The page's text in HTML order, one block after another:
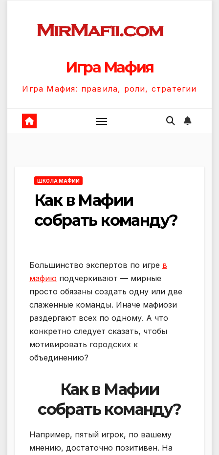
содержанию
Игра Мафия
Игра Мафия: правила, роли, стратегии
ШКОЛА МАФИИ
Как в Мафии
собрать команду?
Большинство экспертов по игре в
мафию подчеркивают — мирные
просто обязаны создать одну или две
слаженные команды. Иначе мафиози
раздергают всех по одному. А что
конкретно следует сказать, чтобы
мотивировать городских к
объединению?
Как в Мафии
собрать команду?
Например, пятый игрок, по вашему
мнению, достаточно позитивен. На